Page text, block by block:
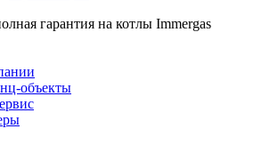
гарантия на котлы Immergas
объекты